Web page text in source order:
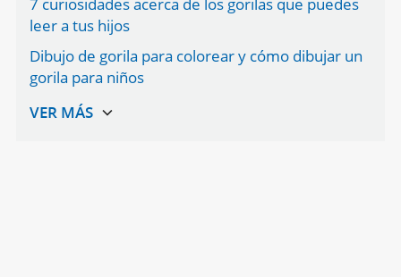
leer a tus hijos
Dibujo de gorila para colorear y cómo dibujar un
gorila para niños